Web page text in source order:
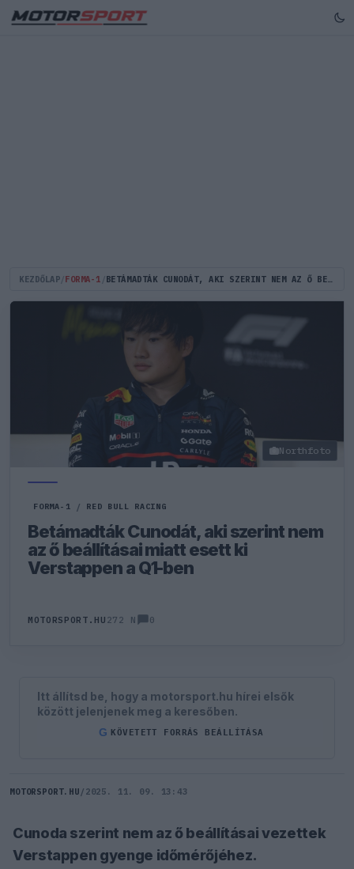
KEZDŐLAP FORMA-1 BETÁMADTÁK CUNODÁT, AKI SZERINT NEM AZ Ő BEÁLLÍTÁSAI MIATT ESETT KI VERSTAPPEN A Q1-BEN
Northfoto
FORMA-1 / RED BULL RACING
Betámadták Cunodát, aki szerint nem
az ő beállításai miatt esett ki
Verstappen a Q1-ben
MOTORSPORT.HU 272 N 0
Itt állítsd be, hogy a motorsport.hu hírei elsők
között jelenjenek meg a keresőben.
G KÖVETETT FORRÁS BEÁLLÍTÁSA
MOTORSPORT.HU / 2025. 11. 09. 13:43
Cunoda szerint nem az ő beállításai vezettek
Verstappen gyenge időmérőjéhez.